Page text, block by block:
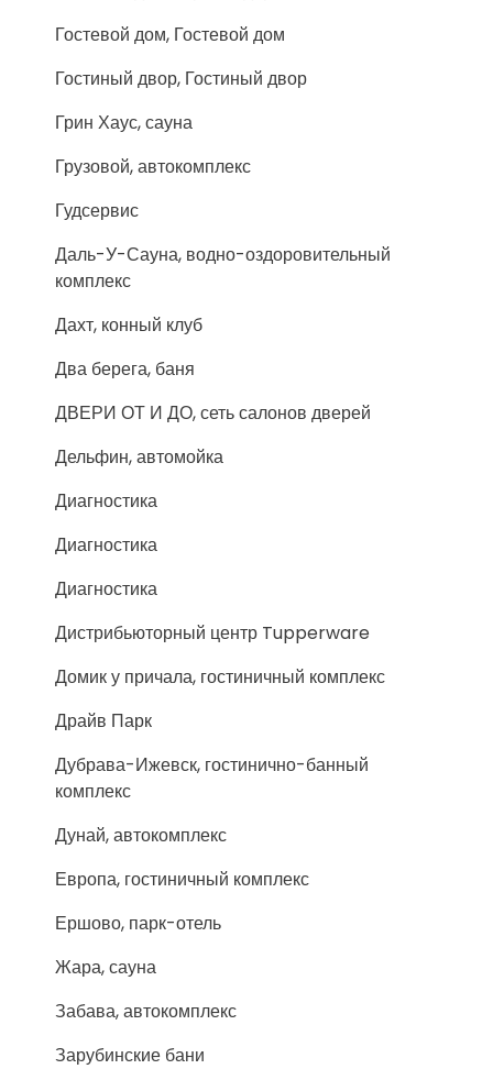
Гостевой дом, Гостевой дом
Гостиный двор, Гостиный двор
Грин Хаус, сауна
Грузовой, автокомплекс
Гудсервис
Даль-У-Сауна, водно-оздоровительный
комплекс
Дахт, конный клуб
Два берега, баня
ДВЕРИ ОТ И ДО, сеть салонов дверей
Дельфин, автомойка
Диагностика
Диагностика
Диагностика
Дистрибьюторный центр Tupperware
Домик у причала, гостиничный комплекс
Драйв Парк
Дубрава-Ижевск, гостинично-банный
комплекс
Дунай, автокомплекс
Европа, гостиничный комплекс
Ершово, парк-отель
Жара, сауна
Забава, автокомплекс
Зарубинские бани